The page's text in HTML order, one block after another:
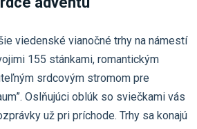
viedenské vianočné trhy na námestí
155 stánkami, romantickým
srdcovým stromom pre
Oslňujúci oblúk so sviečkami vás
už pri príchode. Trhy sa konajú